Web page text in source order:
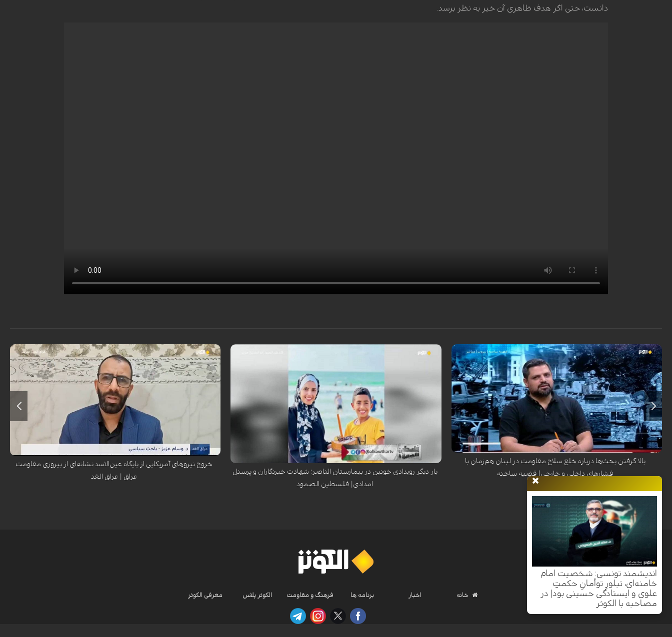
دانست، حتی اگر هدف ظاهری آن خیر به نظر برسد.
برنامه «قضیه ساخنه» گزارش داد: با شدت گرفتن فشارهای سیاسی و رسانه‌ای،
لبنان بار دیگر شاهد جدل گسترده‌ای درباره حاکمیت انحصاری سلاح مقاومت
اسلامی، به‌ویژه سلاح حزب‌الله است. این موضوع به‌عنوان بخشی از پروژه‌ای
منطقه‌ای مطرح می‌شود که توسط قدرت‌های بین‌المللی و محلی برای خلع
سلاح پیگیری می‌شود و در چارچوب تغییرات ژئوپلیتیک در منطقه و همزمان با
تشدید اقدامات رژیم صهیونیستی دنبال می‌گردد.
بالا گرفتن بحث‌ها درباره خلع سلاح مقاومت در لبنان هم‌زمان با
فشارهای داخلی و خارجی| قضیه ساخنه
در صحنه‌ای دردناک که توسط پخش زنده از مجتمع پزشکی ناصر در فلسطین
ثبت شد، غیرنظامیان، تیم‌های پزشکی و خبرنگاران هنگام ارائه خدمات امدادی
مورد حمله صهیونیست‌ها قرار گرفتند؛ امری که تأکید می‌کند اشغالگران به
حالی که وصیت‌نامه مادر فلسطینی و خبرنگار، «مریم ابو دقه»، که این جنایات
را ثبت و محکوم می‌کرد، منتشر شد.
(ویژه شبکه الکوثر – فلسطین الصمود)
بار دیگر رویدادی خونین در بیمارستان الناصر؛ شهادت خبرنگاران و پرسنل
امدادی| فلسطين الصمود
دکتر وسام عزیز، پژوهشگر سیاسی عراقی، تأکید کرد که خروج نیروهای آمریکایی
از عراق بر اساس توافق با دولت عراق، نشانه‌ای از پیروزی مقاومت عراقی است.
او این سخنان را در برنامه‌ی «عراق الغد» مطرح کرد.
خروج نیروهای آمریکایی از پایگاه عین‌الاسد نشانه‌ای از پیروزی مقاومت
عراق | عراق الغد
اندیشمند تونسی: شخصیت امام
خامنه‌ای، تبلورِ توأمانِ حکمتِ
علوی و ایستادگی حسینی بود| در
مصاحبه با الکوثر
خانه اخبار برنامه ها فرهنگ و مقاومت الکوثر پلاس معرفی الکوثر